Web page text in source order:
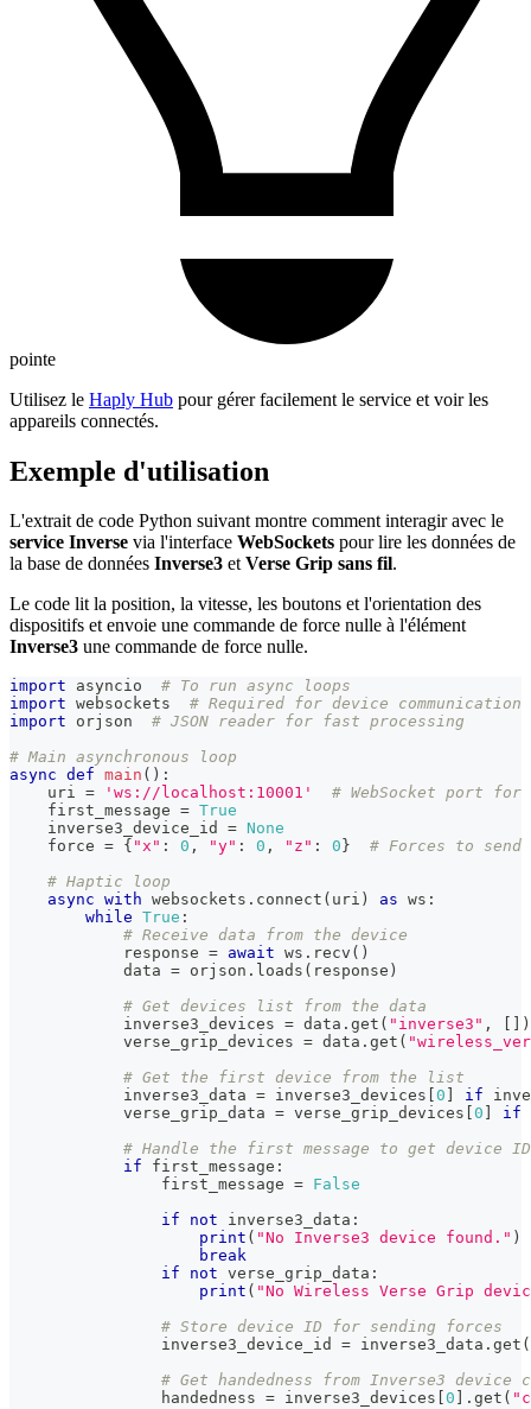
pointe
Utilisez le Haply Hub pour gérer facilement le service et voir les
appareils connectés.
Exemple d'utilisation
L'extrait de code Python suivant montre comment interagir avec le
service Inverse via l'interface WebSockets pour lire les données de
la base de données Inverse3 etVerse Grip sans fil.
Le code lit la position, la vitesse, les boutons et l'orientation des
dispositifs et envoie une commande de force nulle à l'élément
Inverse3 une commande de force nulle.
import asyncio # To run async loops
import websockets # Required for device communication
import orjson # JSON reader for fast processing
# Main asynchronous loop
async def main ( ) :
    uri
= 'ws://localhost:10001'
# WebSocket port
    first_message
= True
    inverse3_device_id
= None
    force
= { "x" : 0 , "y" : 0 , "z" : 0 }
# Forces to
# Haptic loop
async with websockets . connect ( uri ) as ws :
while True :
# Receive data from the device
            response
= await ws . recv ( )
            data
= orjson . loads ( response )
# Get devices list from the data
            inverse3_devices
= data . get ( "inverse3" ,
)
            verse_grip_devices
= data . get (
# Get the first device from the list
            inverse3_data
= inverse3_devices 0 if
            verse_grip_data
= verse_grip_devices 0 if
# Handle the first message to get device
if first_message :
                first_message
= False
if
not inverse3_data :
print ( "No Inverse3 device found." )
break
if
not verse_grip_data :
print ( "No Wireless Verse Grip
# Store device ID for sending forces
                inverse3_device_id
= inverse3_data . get (
# Get handedness from Inverse3
                handedness
= inverse3_devices 0 . get (